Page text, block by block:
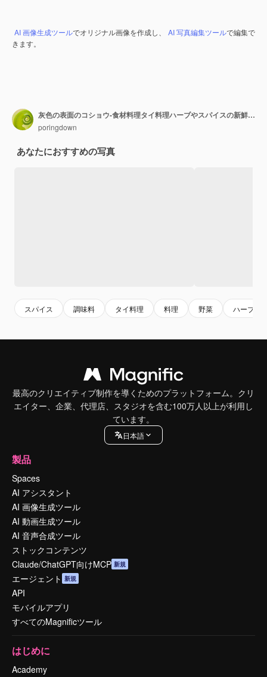
AI 画像生成ツールでオリジナル画像を作成し、 AI 写真編集ツールで編集で
きます。
灰色の表面のコショウ-食材料理タイ料理ハーブやスパイスの新鮮な緑胡pepper種子
poringdown
あなたにおすすめの写真
スパイス 調味料 タイ料理 料理 野菜 ハーブ
最高のクリエイティブ制作を導くためのプラットフォーム。クリ
エイター、企業、代理店、スタジオを含む100万人以上が利用し
ています。
日本語
製品
Spaces
AI アシスタント
AI 画像生成ツール
AI 動画生成ツール
AI 音声合成ツール
ストックコンテンツ
Claude/ChatGPT向けMCP 新規
エージェント 新規
API
モバイルアプリ
すべてのMagnificツール
はじめに
Academy